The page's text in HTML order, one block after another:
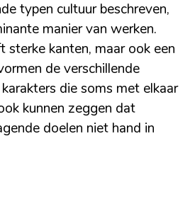
typen cultuur beschreven,
manier van werken.
sterke kanten, maar ook een
de verschillende
die soms met elkaar
kunnen zeggen dat
doelen niet hand in